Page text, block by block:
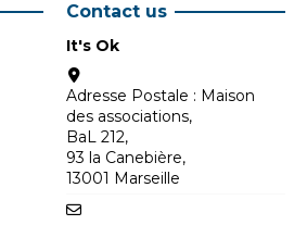
Contact us
It's Ok
Adresse Postale : Maison
des associations,
BaL 212,
93 la Canebière,
13001 Marseille